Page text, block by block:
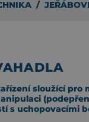
/
sloužící pro
s uchopovacími